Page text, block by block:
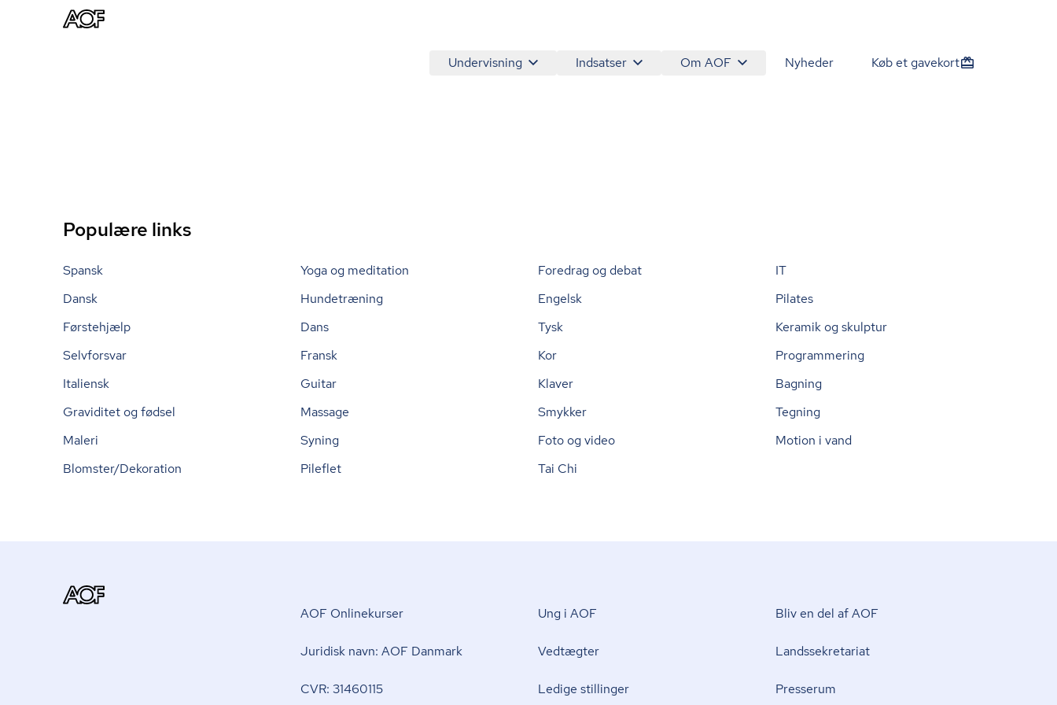
Undervisning Indsatser Om AOF Nyheder Køb et gavekort
Populære links
Spansk Yoga og meditation Foredrag og debat
IT
Dansk
Hundetræning Engelsk
Pilates
Førstehjælp
Dans Tysk
Keramik og skulptur
Selvforsvar
Fransk Kor
Programmering
Italiensk
Guitar Klaver
Bagning
Graviditet og fødsel
Massage Smykker
Tegning
Maleri
Syning Foto og video
Motion i vand
Blomster/Dekoration
Pileflet Tai Chi
AOF Onlinekurser
Juridisk navn: AOF Danmark
CVR: 31460115
Ung i AOF
Vedtægter
Ledige stillinger
Bliv en del af AOF
Lands­se­kre­ta­ri­at
Presserum